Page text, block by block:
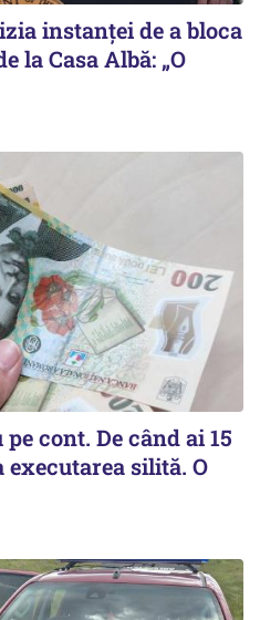
instanţei de a bloca
la Casa Albă: „O
cont. De când ai 15
silită. O